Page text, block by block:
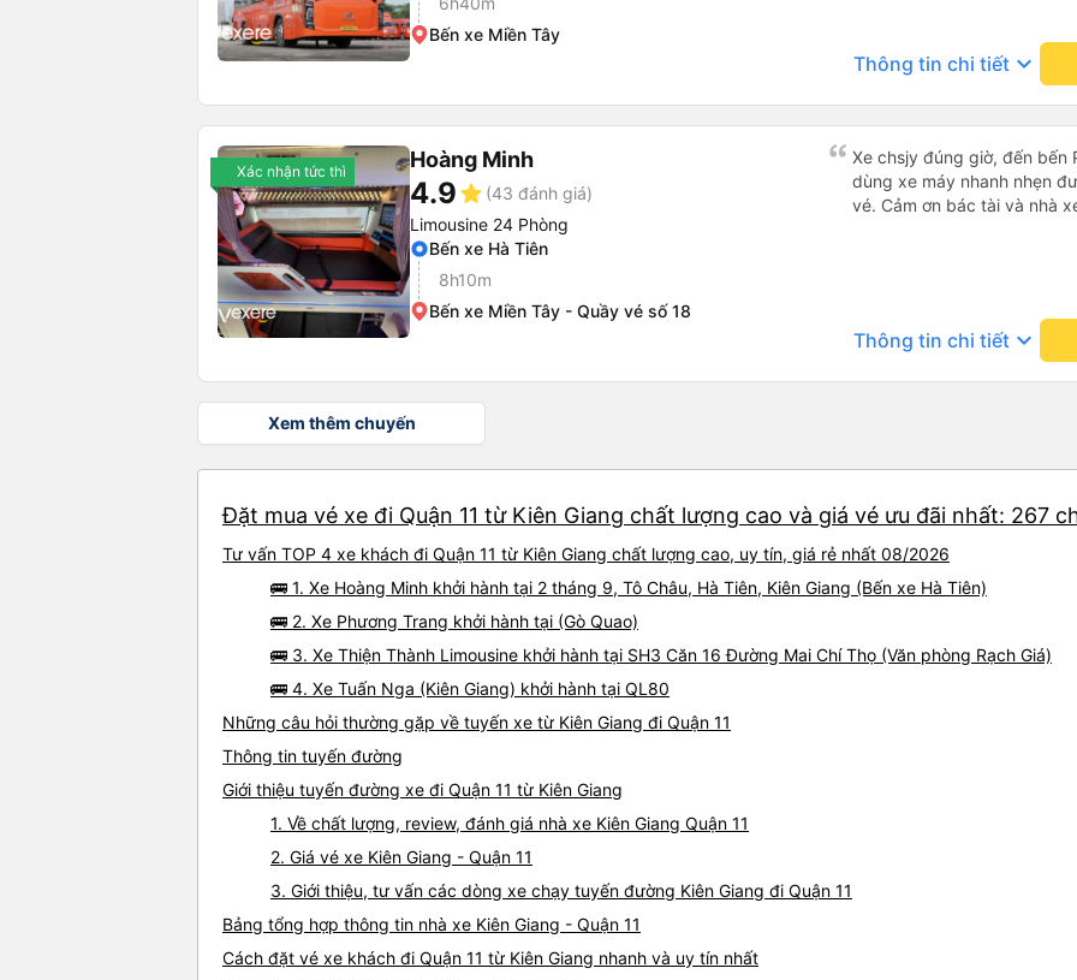
Bến xe Miền Tây
hơn, tôi góp ý nhà xe nên
lặng (tắt âm thanh điện
Tôi vẫn sẽ tiếp tục ủng hộ
Thông tin chi tiết keyboard_arrow_down
Xác nhận tức thì Hoàng Minh
4.9star (43 đánh giá)
Limousine 24 Phòng
Bến xe Hà Tiên
8h10m
Bến xe Miền Tây - Quầy vé số 18
Xe chsjy đúng giờ, đến bến
dùng xe máy nhanh nhẹn
vé. Cảm ơn bác tài và nhà
Thông tin chi tiết keyboard_arrow_down
Xem thêm chuyến
Đặt mua vé xe đi Quận 11 từ Kiên Giang chất lượng cao và giá vé ưu đãi nhất: 267
Tư vấn TOP 4 xe khách đi Quận 11 từ Kiên Giang chất lượng cao, uy tín, giá rẻ nhất 08/2026
🚌 1. Xe Hoàng Minh khởi hành tại 2 tháng 9, Tô Châu, Hà Tiên, Kiên Giang (Bến xe Hà Tiên)
🚌 2. Xe Phương Trang khởi hành tại (Gò Quao)
🚌 3. Xe Thiện Thành Limousine khởi hành tại SH3 Căn 16 Đường Mai Chí Thọ (Văn phòng Rạch Giá)
🚌 4. Xe Tuấn Nga (Kiên Giang) khởi hành tại QL80
Những câu hỏi thường gặp về tuyến xe từ Kiên Giang đi Quận 11
Thông tin tuyến đường
Giới thiệu tuyến đường xe đi Quận 11 từ Kiên Giang
1. Về chất lượng, review, đánh giá nhà xe Kiên Giang Quận 11
2. Giá vé xe Kiên Giang - Quận 11
3. Giới thiệu, tư vấn các dòng xe chạy tuyến đường Kiên Giang đi Quận 11
Bảng tổng hợp thông tin nhà xe Kiên Giang - Quận 11
Cách đặt vé xe khách đi Quận 11 từ Kiên Giang nhanh và uy tín nhất